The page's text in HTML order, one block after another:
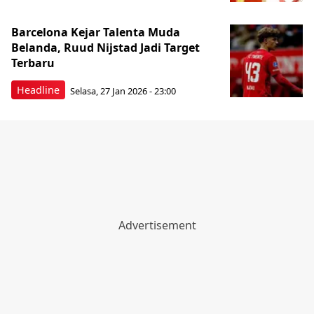
Headline
Barcelona Kejar Talenta Muda
Belanda, Ruud Nijstad Jadi Target
Terbaru
Selasa, 27 Jan 2026 - 23:00